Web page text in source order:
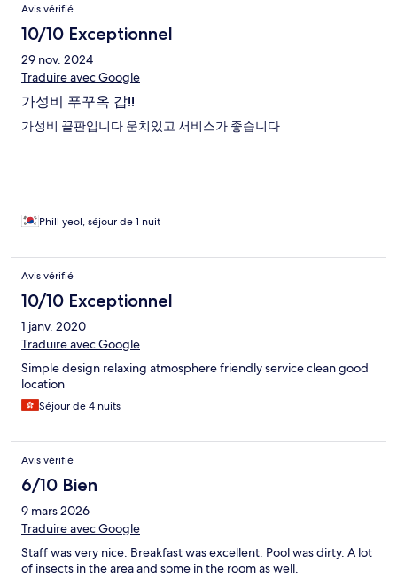
Avis vérifié
10/10 Exceptionnel
29 nov. 2024
Traduire avec Google
가성비 푸꾸옥 갑!!
가성비 끝판입니다 운치있고 서비스가 좋습니다
Phill yeol, séjour de 1 nuit
Avis vérifié
10/10 Exceptionnel
1 janv. 2020
Traduire avec Google
Simple design relaxing atmosphere friendly service clean good
location
Séjour de 4 nuits
Avis vérifié
6/10 Bien
9 mars 2026
Traduire avec Google
Staff was very nice. Breakfast was excellent. Pool was dirty. A lot
of insects in the area and some in the room as well.